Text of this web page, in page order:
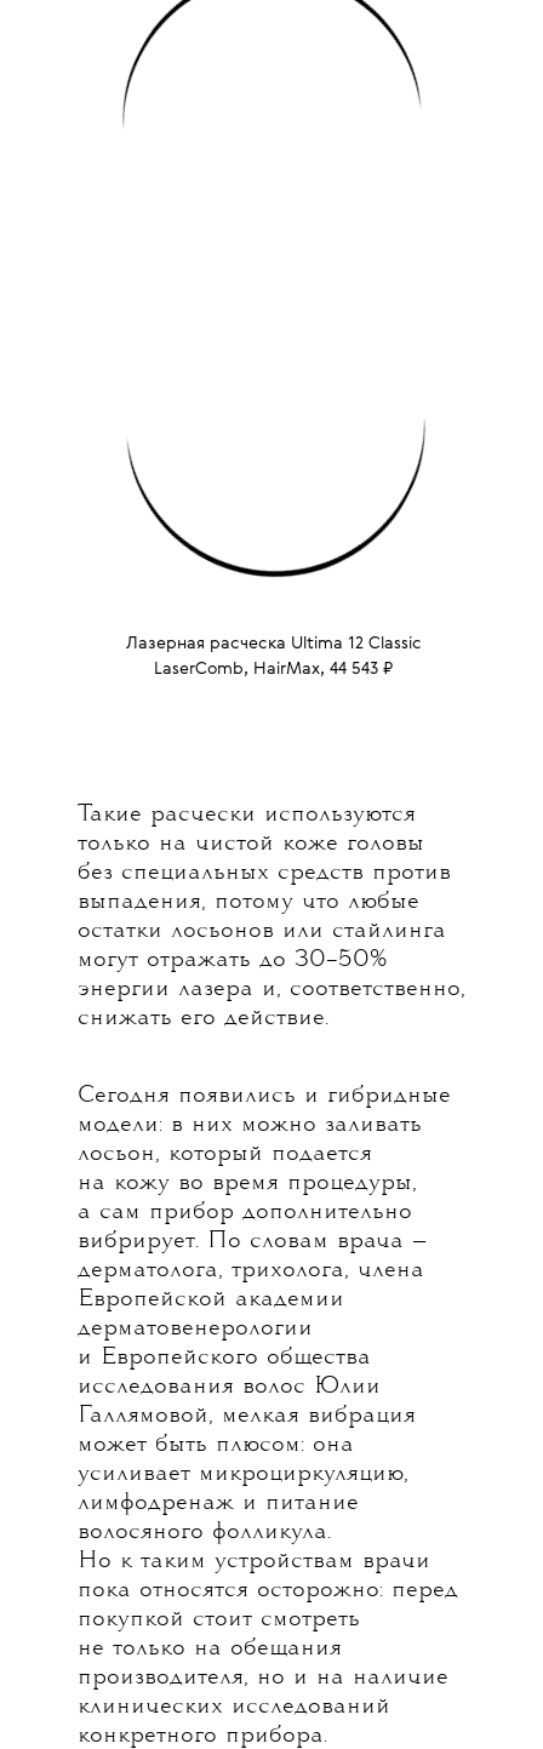
Лазерная расческа Ultima 12 Classic
LaserComb, HairMax, 44 543 ₽
Такие расчески используются
только на чистой коже головы
без специальных средств против
выпадения, потому что любые
остатки лосьонов или стайлинга
могут отражать до 30–50%
энергии лазера и, соответственно,
снижать его действие.
Сегодня появились и гибридные
модели: в них можно заливать
лосьон, который подается
на кожу во время процедуры,
а сам прибор дополнительно
вибрирует. По словам врача —
дерматолога, трихолога, члена
Европейской академии
дерматовенерологии
и Европейского общества
исследования волос Юлии
Галлямовой, мелкая вибрация
может быть плюсом: она
усиливает микроциркуляцию,
лимфодренаж и питание
волосяного фолликула.
Но к таким устройствам врачи
пока относятся осторожно: перед
покупкой стоит смотреть
не только на обещания
производителя, но и на наличие
клинических исследований
конкретного прибора.